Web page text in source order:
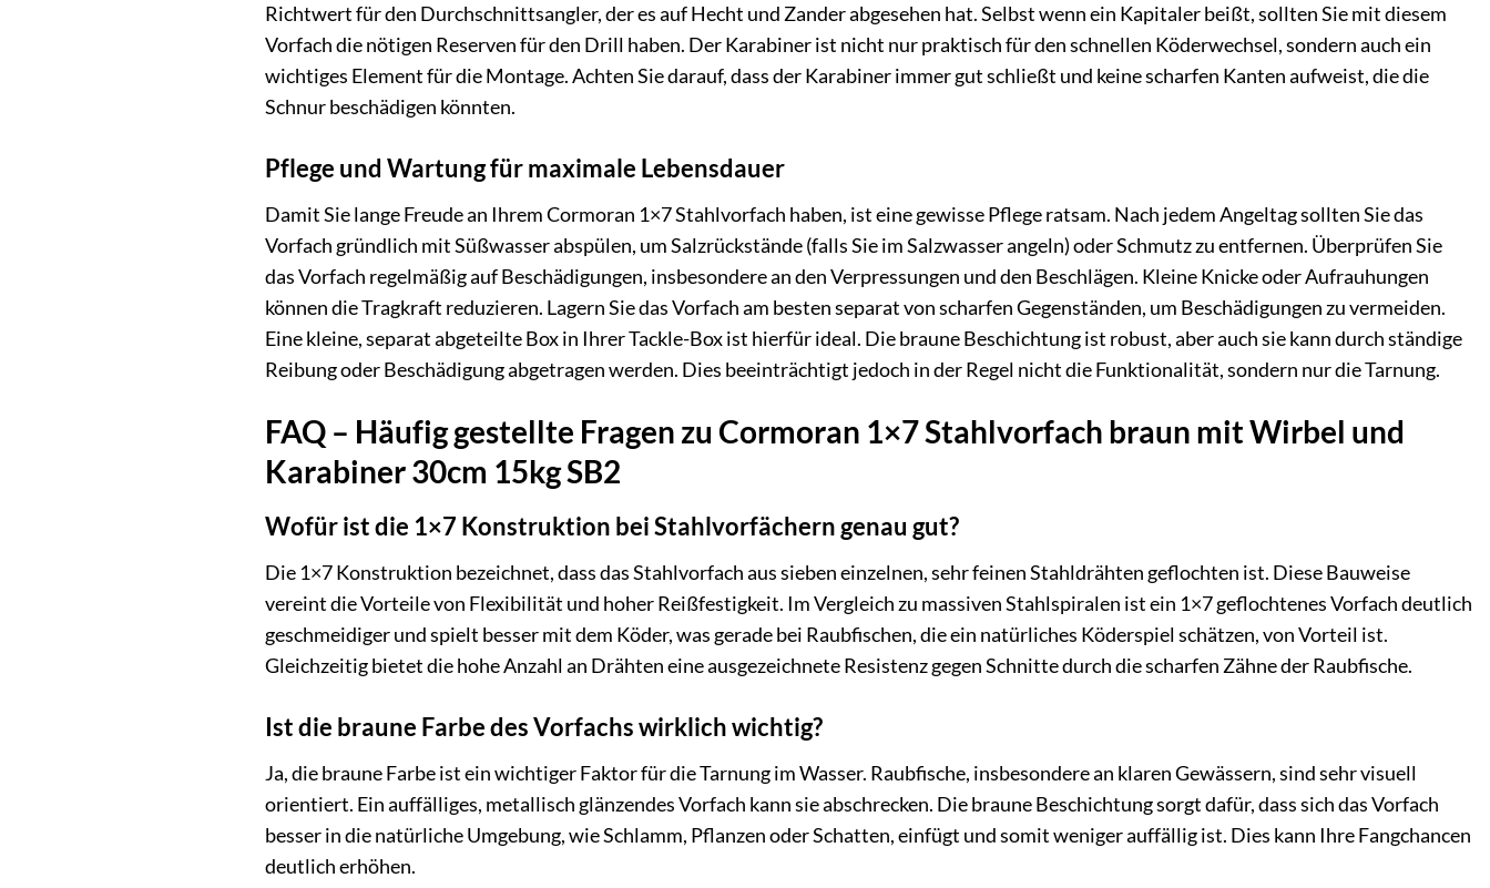
Richtwert für den Durchschnittsangler, der es auf Hecht und Zander abgesehen hat. Selbst wenn ein Kapitaler beißt, sollten Sie mit diesem
Vorfach die nötigen Reserven für den Drill haben. Der Karabiner ist nicht nur praktisch für den schnellen Köderwechsel, sondern auch ein
wichtiges Element für die Montage. Achten Sie darauf, dass der Karabiner immer gut schließt und keine scharfen Kanten aufweist, die die
Schnur beschädigen könnten.
Pflege und Wartung für maximale Lebensdauer
Damit Sie lange Freude an Ihrem Cormoran 1×7 Stahlvorfach haben, ist eine gewisse Pflege ratsam. Nach jedem Angeltag sollten Sie das
Vorfach gründlich mit Süßwasser abspülen, um Salzrückstände (falls Sie im Salzwasser angeln) oder Schmutz zu entfernen. Überprüfen Sie
das Vorfach regelmäßig auf Beschädigungen, insbesondere an den Verpressungen und den Beschlägen. Kleine Knicke oder Aufrauhungen
können die Tragkraft reduzieren. Lagern Sie das Vorfach am besten separat von scharfen Gegenständen, um Beschädigungen zu vermeiden.
Eine kleine, separat abgeteilte Box in Ihrer Tackle-Box ist hierfür ideal. Die braune Beschichtung ist robust, aber auch sie kann durch ständige
Reibung oder Beschädigung abgetragen werden. Dies beeinträchtigt jedoch in der Regel nicht die Funktionalität, sondern nur die Tarnung.
FAQ – Häufig gestellte Fragen zu Cormoran 1×7 Stahlvorfach braun mit Wirbel und
Karabiner 30cm 15kg SB2
Wofür ist die 1×7 Konstruktion bei Stahlvorfächern genau gut?
Die 1×7 Konstruktion bezeichnet, dass das Stahlvorfach aus sieben einzelnen, sehr feinen Stahldrähten geflochten ist. Diese Bauweise
vereint die Vorteile von Flexibilität und hoher Reißfestigkeit. Im Vergleich zu massiven Stahlspiralen ist ein 1×7 geflochtenes Vorfach deutlich
geschmeidiger und spielt besser mit dem Köder, was gerade bei Raubfischen, die ein natürliches Köderspiel schätzen, von Vorteil ist.
Gleichzeitig bietet die hohe Anzahl an Drähten eine ausgezeichnete Resistenz gegen Schnitte durch die scharfen Zähne der Raubfische.
Ist die braune Farbe des Vorfachs wirklich wichtig?
Ja, die braune Farbe ist ein wichtiger Faktor für die Tarnung im Wasser. Raubfische, insbesondere an klaren Gewässern, sind sehr visuell
orientiert. Ein auffälliges, metallisch glänzendes Vorfach kann sie abschrecken. Die braune Beschichtung sorgt dafür, dass sich das Vorfach
besser in die natürliche Umgebung, wie Schlamm, Pflanzen oder Schatten, einfügt und somit weniger auffällig ist. Dies kann Ihre Fangchancen
deutlich erhöhen.